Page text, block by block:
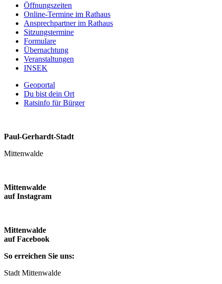
Öffnungszeiten
Online-Termine im Rathaus
Ansprechpartner im Rathaus
Sitzungstermine
Formulare
Übernachtung
Veranstaltungen
INSEK
Geoportal
Du bist dein Ort
Ratsinfo für Bürger
Paul-Gerhardt-Stadt
Mittenwalde
Mittenwalde
auf Instagram
Mittenwalde
auf Facebook
So erreichen Sie uns:
Stadt Mittenwalde